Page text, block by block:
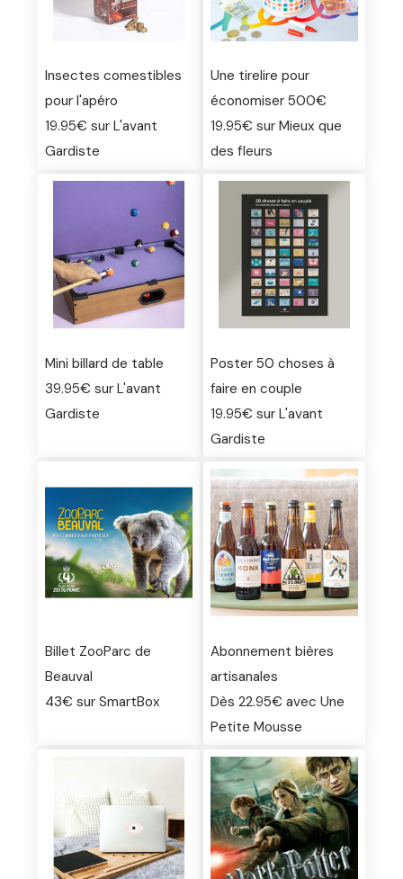
Insectes comestibles
pour l'apéro
19.95€ sur L'avant
Gardiste
Une tirelire pour
économiser 500€
19.95€ sur Mieux que
des fleurs
Mini billard de table
39.95€ sur L'avant
Gardiste
Poster 50 choses à
faire en couple
19.95€ sur L'avant
Gardiste
Billet ZooParc de
Beauval
43€ sur SmartBox
Abonnement bières
artisanales
Dès 22.95€ avec Une
Petite Mousse